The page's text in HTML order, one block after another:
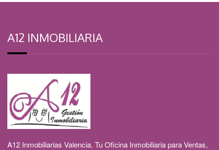
A12 INMOBILIARIA
A12 Inmobiliarias Valencia. Tu Oficina Inmobiliaria para Ventas,